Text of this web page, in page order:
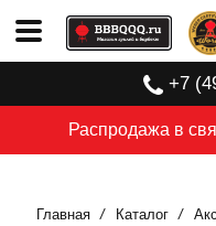
Распродажа в
+7
Главная Каталог